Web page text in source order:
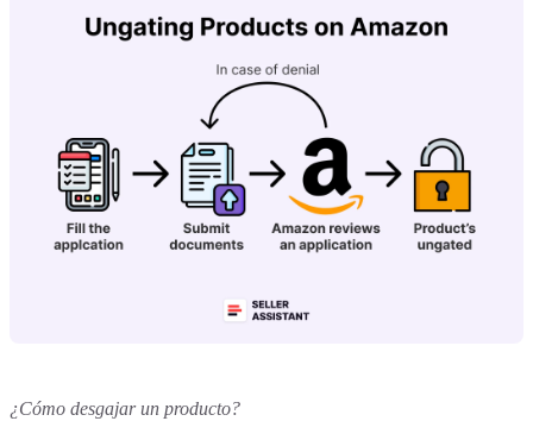
¿Cómo desgajar un producto?